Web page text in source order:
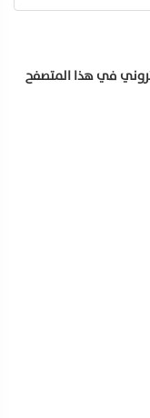
في هذا المتصفح